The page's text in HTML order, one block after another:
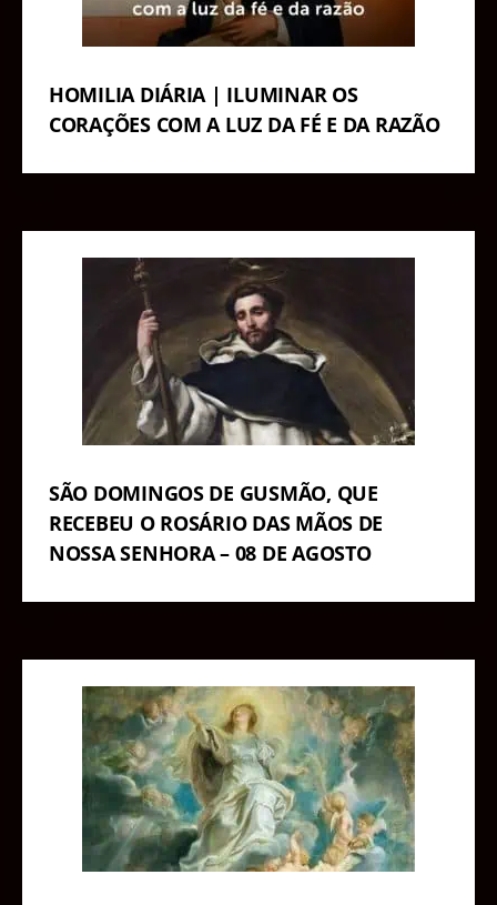
HOMILIA DIÁRIA | ILUMINAR OS
CORAÇÕES COM A LUZ DA FÉ E DA RAZÃO
SÃO DOMINGOS DE GUSMÃO, QUE
RECEBEU O ROSÁRIO DAS MÃOS DE
NOSSA SENHORA – 08 DE AGOSTO